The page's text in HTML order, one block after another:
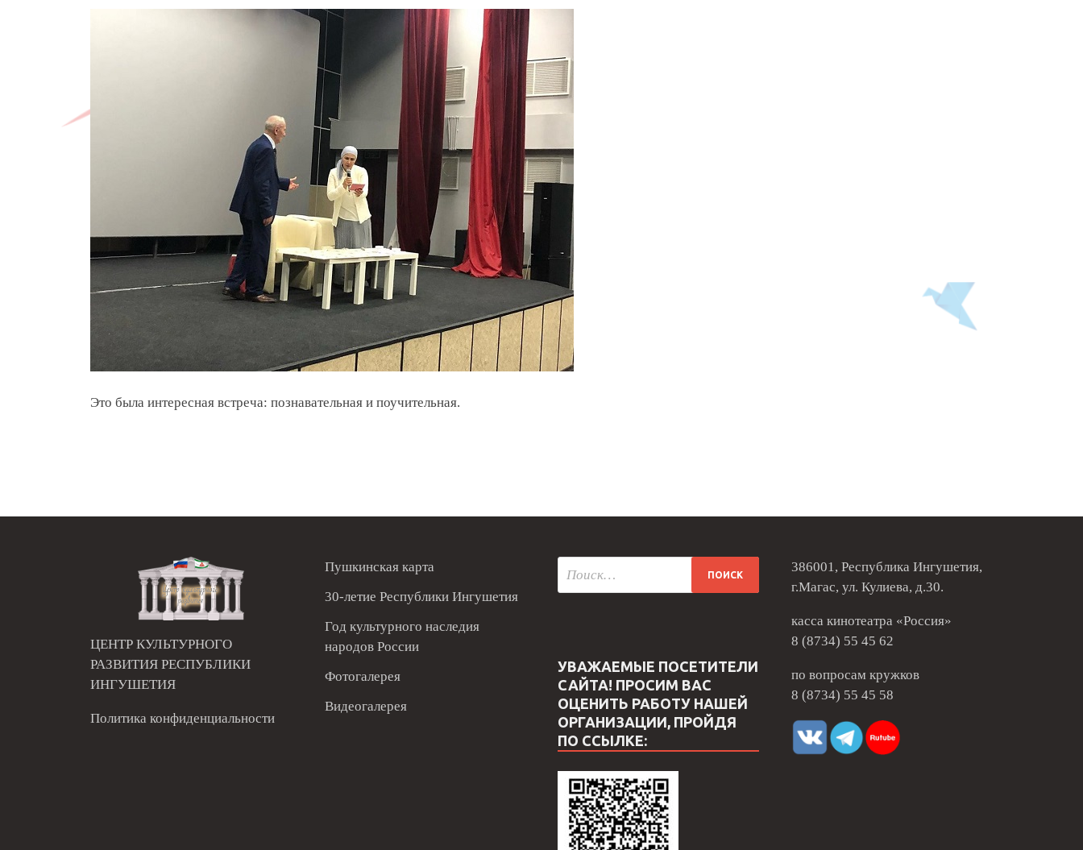
Это была интересная встреча: познавательная и поучительная.
ЦЕНТР КУЛЬТУРНОГО
РАЗВИТИЯ РЕСПУБЛИКИ
ИНГУШЕТИЯ
Политика конфиденциальности
Пушкинская карта
30-летие Республики Ингушетия
Год культурного наследия
народов России
Фотогалерея
Видеогалерея
УВАЖАЕМЫЕ ПОСЕТИТЕЛИ
САЙТА! ПРОСИМ ВАС
ОЦЕНИТЬ РАБОТУ НАШЕЙ
ОРГАНИЗАЦИИ, ПРОЙДЯ
ПО ССЫЛКЕ:
386001, Республика Ингушетия,
г.Магас, ул. Кулиева, д.30.
касса кинотеатра «Россия»
8 (8734) 55 45 62
по вопросам кружков
8 (8734) 55 45 58